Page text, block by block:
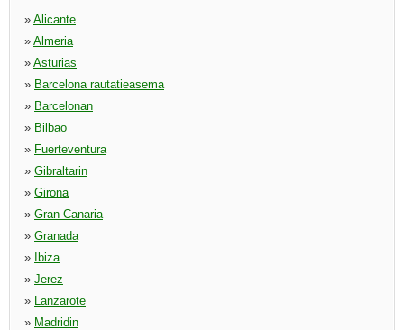
» Alicante
» Almeria
» Asturias
» Barcelona rautatieasema
» Barcelonan
» Bilbao
» Fuerteventura
» Gibraltarin
» Girona
» Gran Canaria
» Granada
»
Ibiza
» Jerez
» Lanzarote
» Madridin